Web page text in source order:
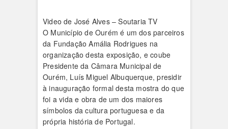
Video de José Alves – Soutaria TV
O Município de Ourém é um dos parceiros
da Fundação Amália Rodrigues na
organização desta exposição, e coube
Presidente da Câmara Municipal de
Ourém, Luís Miguel Albuquerque, presidir
à inauguração formal desta mostra do que
foi a vida e obra de um dos maiores
símbolos da cultura portuguesa e da
própria história de Portugal.